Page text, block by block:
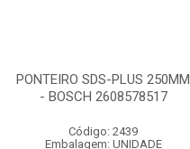
PONTEIRO SDS-PLUS 250MM
- BOSCH 2608578517
Código: 2439
Embalagem: UNIDADE